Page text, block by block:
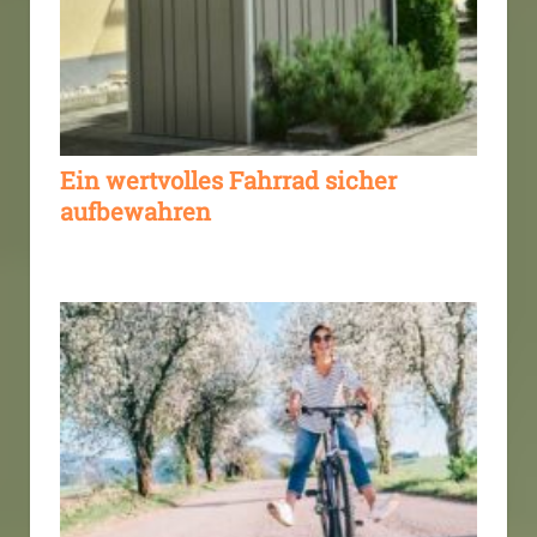
Ein wertvolles Fahrrad sicher
aufbewahren